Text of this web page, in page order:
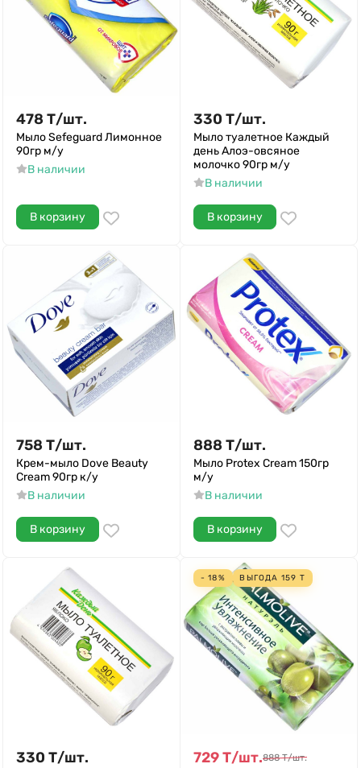
478 Т/шт.
Мыло Sefeguard Лимонное
90гр м/у
В наличии
В корзину
330 Т/шт.
Мыло туалетное Каждый
день Алоэ-овсяное
молочко 90гр м/у
В наличии
В корзину
758 Т/шт.
Крем-мыло Dove Beauty
Cream 90гр к/у
В наличии
В корзину
888 Т/шт.
Мыло Protex Cream 150гр
м/у
В наличии
В корзину
330 Т/шт.
- 18% ВЫГОДА 159 Т
729Т/шт.888 Т/шт.